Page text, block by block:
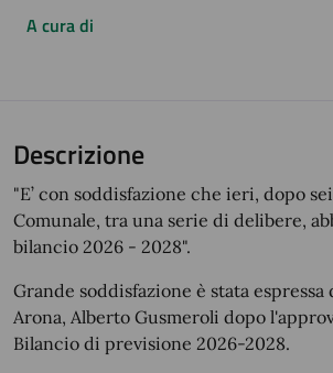
A cura di
Descrizione
"E’ con soddisfazione che ieri, dopo
Comunale, tra una serie di delibere,
bilancio 2026 - 2028".
Grande soddisfazione è stata espressa
Arona, Alberto Gusmeroli dopo
Bilancio di previsione 2026-2028.